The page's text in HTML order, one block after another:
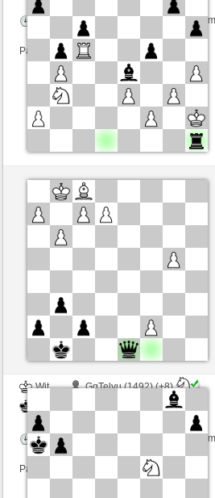
Speelduur: 4 minutes/side + 3 seconds/
Partij telt mee voor de ranglijst
Zwart
Manito61 (1439) (+10)
perpi17 (1304) (-10)
Speelduur: 5 minutes/side + 1 seconds/
Wit
GgTelyu (1492) (+8)
perpi17 (1312) (-8)
Speelduur: 5 minutes/side + 5 seconds/
Partij telt mee voor de ranglijst